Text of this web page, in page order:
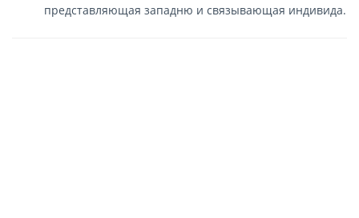
представляющая западню и связывающая индивида.